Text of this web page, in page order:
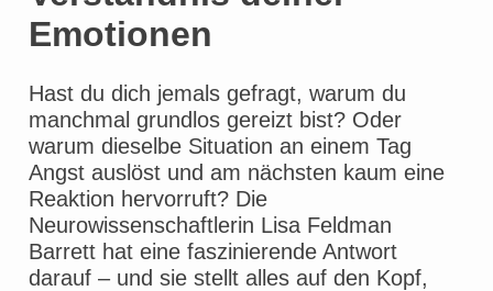
Emotionen
Hast du dich jemals gefragt, warum du
manchmal grundlos gereizt bist? Oder
warum dieselbe Situation an einem Tag
Angst auslöst und am nächsten kaum eine
Reaktion hervorruft? Die
Neurowissenschaftlerin Lisa Feldman
Barrett hat eine faszinierende Antwort
darauf – und sie stellt alles auf den Kopf,